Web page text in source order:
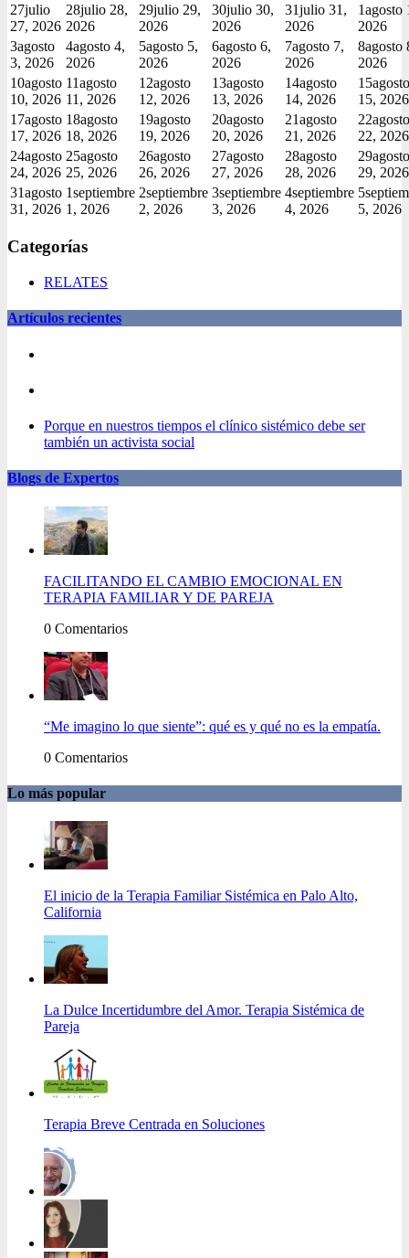
27julio
27, 2026
28julio 28,
2026
29julio 29,
2026
30julio 30,
2026
31julio 31,
2026
1agosto
2026
3agosto
3, 2026
4agosto 4,
2026
5agosto 5,
2026
6agosto 6,
2026
7agosto 7,
2026
8agosto
2026
10agosto
10, 2026
11agosto
11, 2026
12agosto
12, 2026
13agosto
13, 2026
14agosto
14, 2026
15agosto
15, 2026
17agosto
17, 2026
18agosto
18, 2026
19agosto
19, 2026
20agosto
20, 2026
21agosto
21, 2026
22agosto
22, 2026
24agosto
24, 2026
25agosto
25, 2026
26agosto
26, 2026
27agosto
27, 2026
28agosto
28, 2026
29agosto
29, 2026
31agosto
31, 2026
1septiembre
1, 2026
2septiembre
2, 2026
3septiembre
3, 2026
4septiembre
4, 2026
5
5, 2026
Categorías
RELATES
Artículos recientes
Porque en nuestros tiempos el clínico sistémico debe ser
también un activista social
Blogs de Expertos
FACILITANDO EL CAMBIO EMOCIONAL EN
TERAPIA FAMILIAR Y DE PAREJA
0 Comentarios
“Me imagino lo que siente”: qué es y qué no es la empatía.
0 Comentarios
Lo más popular
El inicio de la Terapia Familiar Sistémica en Palo Alto,
California
La Dulce Incertidumbre del Amor. Terapia Sistémica de
Pareja
Terapia Breve Centrada en Soluciones